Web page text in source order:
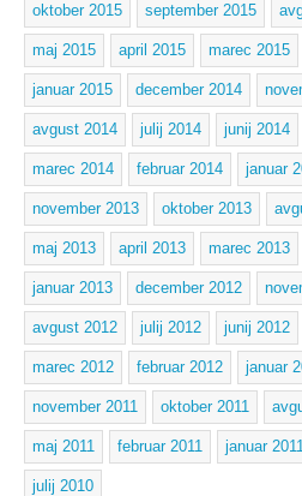
oktober 2015 september 2015
maj 2015 april 2015 marec 2015
januar 2015 december 2014
avgust 2014 julij 2014 junij 2014
marec 2014 februar 2014 januar
november 2013 oktober 2013
maj 2013 april 2013 marec 2013
januar 2013 december 2012
avgust 2012 julij 2012 junij 2012
marec 2012 februar 2012 januar
november 2011 oktober 2011
maj 2011 februar 2011 januar
julij 2010